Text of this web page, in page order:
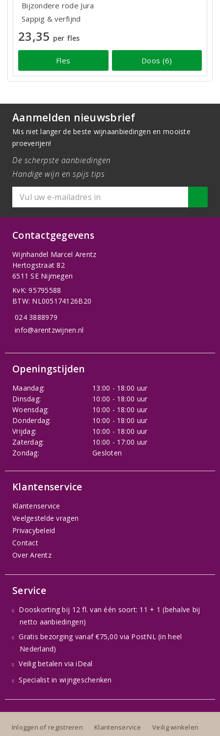
Bijzondere rode Jura
Sappig & verfijnd
23,35 per fles
Fles Doos (6)
Aanmelden nieuwsbrief
Mis niet langer de beste wijnaanbiedingen en mooiste
proeverijen!
De scherpste aanbiedingen
Handige wijn en spijs tips
Contactgegevens
Wijnhandel Marcel Arentz
Hertogstraat 82
6511 SE Nijmegen
KvK: 95795588
BTW: NL005174126B20
024 3888979
info@arentzwijnen.nl
Openingstijden
Maandag:
13:00 - 18:00 uur
Dinsdag:
10:00 - 18:00 uur
Woensdag:
10:00 - 18:00 uur
Donderdag:
10:00 - 18:00 uur
Vrijdag:
10:00 - 18:00 uur
Zaterdag:
10:00 - 17:00 uur
Zondag:
Gesloten
Klantenservice
Klantenservice
Veelgestelde vragen
Privacybeleid
Contact
Over Arentz
Service
Dooskorting bij 12 fl. van één soort: 11 + 1 (behalve bij
netto aanbiedingen)
Gratis bezorging vanaf €75,00 via PostNL (in heel
Nederland)
Veilig betalen via iDeal
Specialist in wijngeschenken
Inloggen of registreren Klantenservice Veilig winkelen